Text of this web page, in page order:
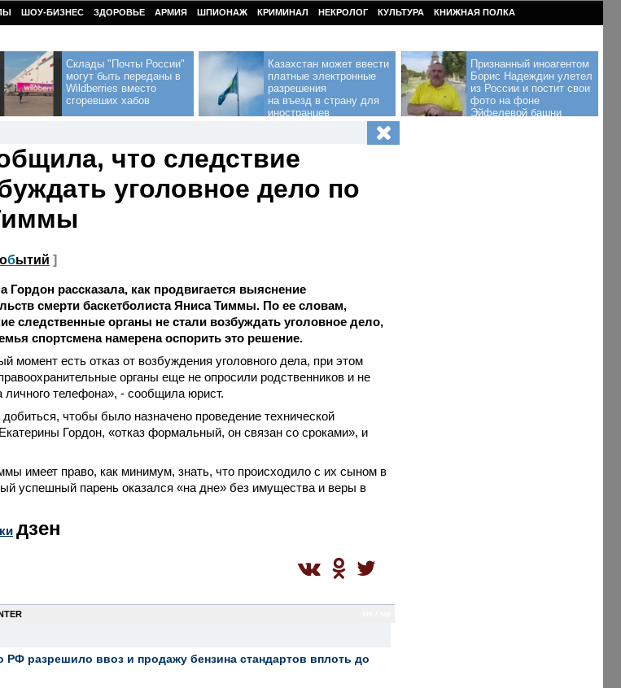
ШОУ-БИЗНЕС ЗДОРОВЬЕ АРМИЯ ШПИОНАЖ КРИМИНАЛ НЕКРОЛОГ КУЛЬТУРА КНИЖНАЯ ПОЛКА
Склады "Почты России"
могут быть переданы в
Wildberries вместо
сгоревших хабов
Казахстан может ввести
платные электронные
разрешения
на въезд в страну для
иностранцев
Признанный иноагентом
Борис Надеждин улетел
из России и постит свои
фото на фоне
Эйфелевой башни
что следствие
уголовное дело по
обытий ]
Гордон рассказала, как продвигается выяснение
смерти баскетболиста Яниса Тиммы. По ее словам,
следственные органы не стали возбуждать уголовное дело,
спортсмена намерена оспорить это решение.
момент есть отказ от возбуждения уголовного дела, при этом
органы еще не опросили родственников и не
личного телефона», - сообщила юрист.
чтобы было назначено проведение технической
Гордон, «отказ формальный, он связан со сроками», и
имеет право, как минимум, знать, что происходило с их сыном в
успешный парень оказался «на дне» без имущества и веры в
дзен
РФ разрешило ввоз и продажу бензина стандартов вплоть до